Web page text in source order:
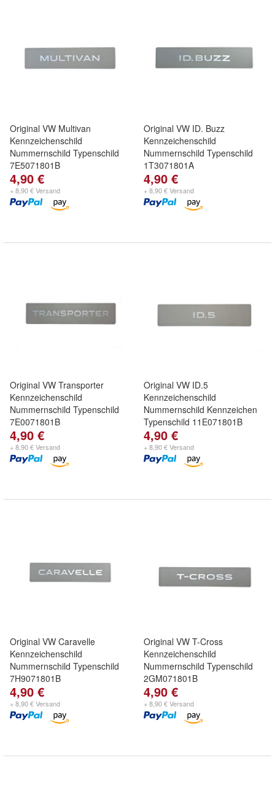
Original VW Multivan
Kennzeichenschild
Nummernschild Typenschild
7E5071801B
4,90 €
+ 8,90 € Versand
Original VW ID. Buzz
Kennzeichenschild
Nummernschild Typenschild
1T3071801A
4,90 €
+ 8,90 € Versand
Original VW Transporter
Kennzeichenschild
Nummernschild Typenschild
7E0071801B
4,90 €
+ 8,90 € Versand
Original VW ID.5
Kennzeichenschild
Nummernschild Kennzeichen
Typenschild 11E071801B
4,90 €
+ 8,90 € Versand
Original VW Caravelle
Kennzeichenschild
Nummernschild Typenschild
7H9071801B
4,90 €
+ 8,90 € Versand
Original VW T-Cross
Kennzeichenschild
Nummernschild Typenschild
2GM071801B
4,90 €
+ 8,90 € Versand